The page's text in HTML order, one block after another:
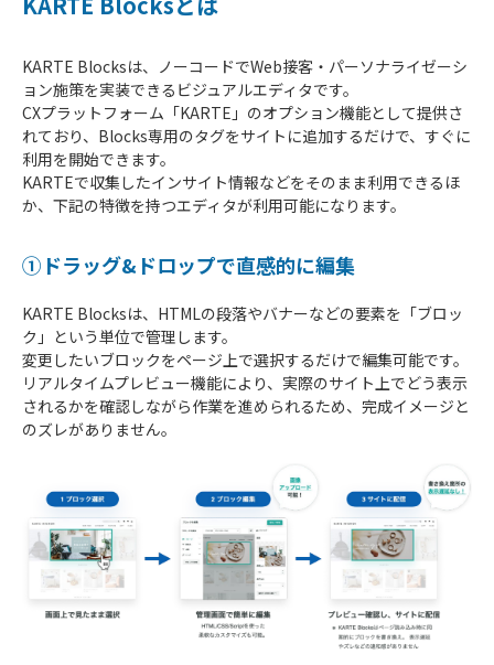
KARTE Blocksは、ノーコードでWeb接客・パーソナライゼーシ
ョン施策を実装できるビジュアルエディタです。
CXプラットフォーム「KARTE」のオプション機能として提供さ
れており、Blocks専用のタグをサイトに追加するだけで、すぐに
利用を開始できます。
KARTEで収集したインサイト情報などをそのまま利用できるほ
か、下記の特徴を持つエディタが利用可能になります。
①ドラッグ&ドロップで直感的に編集
KARTE Blocksは、HTMLの段落やバナーなどの要素を「ブロッ
ク」という単位で管理します。
変更したいブロックをページ上で選択するだけで編集可能です。
リアルタイムプレビュー機能により、実際のサイト上でどう表示
されるかを確認しながら作業を進められるため、完成イメージと
のズレがありません。